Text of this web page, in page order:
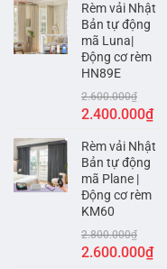
là:
3.200.000₫.
tại
Rèm vải Nhật
Bản tự động
mã Luna|
Động cơ rèm
HN89E
2.600.000₫
Giá
là:
2.600.000₫.
2.400.000₫Giá
tại
Rèm vải Nhật
Bản tự động
mã Plane |
Động cơ rèm
KM60
2.800.000₫
Giá
2.600.000₫Giá